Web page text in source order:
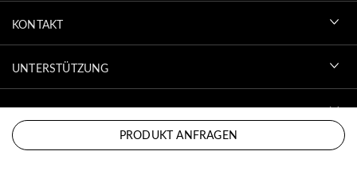
PRODUKT ANFRAGEN
KONTAKT
UNTERSTÜTZUNG
KONTO
ZUM HERUNTERLADEN